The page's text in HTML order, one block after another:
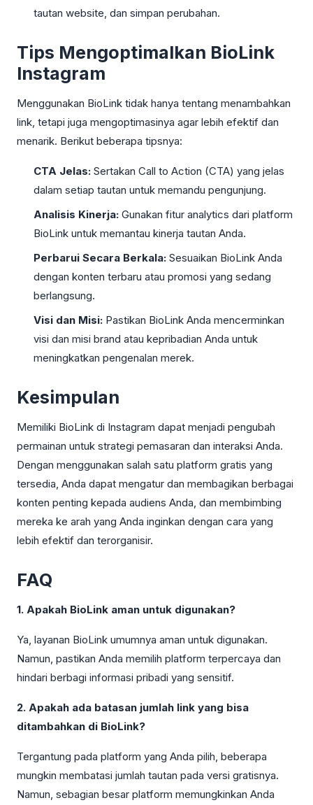
tautan website, dan simpan perubahan.
Tips Mengoptimalkan BioLink
Instagram
Menggunakan BioLink tidak hanya tentang menambahkan
link, tetapi juga mengoptimasinya agar lebih efektif dan
menarik. Berikut beberapa tipsnya:
CTA Jelas: Sertakan Call to Action (CTA) yang jelas
dalam setiap tautan untuk memandu pengunjung.
Analisis Kinerja: Gunakan fitur analytics dari platform
BioLink untuk memantau kinerja tautan Anda.
Perbarui Secara Berkala: Sesuaikan BioLink Anda
dengan konten terbaru atau promosi yang sedang
berlangsung.
Visi dan Misi: Pastikan BioLink Anda mencerminkan
visi dan misi brand atau kepribadian Anda untuk
meningkatkan pengenalan merek.
Kesimpulan
Memiliki BioLink di Instagram dapat menjadi pengubah
permainan untuk strategi pemasaran dan interaksi Anda.
Dengan menggunakan salah satu platform gratis yang
tersedia, Anda dapat mengatur dan membagikan berbagai
konten penting kepada audiens Anda, dan membimbing
mereka ke arah yang Anda inginkan dengan cara yang
lebih efektif dan terorganisir.
FAQ
1. Apakah BioLink aman untuk digunakan?
Ya, layanan BioLink umumnya aman untuk digunakan.
Namun, pastikan Anda memilih platform terpercaya dan
hindari berbagi informasi pribadi yang sensitif.
2. Apakah ada batasan jumlah link yang bisa
ditambahkan di BioLink?
Tergantung pada platform yang Anda pilih, beberapa
mungkin membatasi jumlah tautan pada versi gratisnya.
Namun, sebagian besar platform memungkinkan Anda